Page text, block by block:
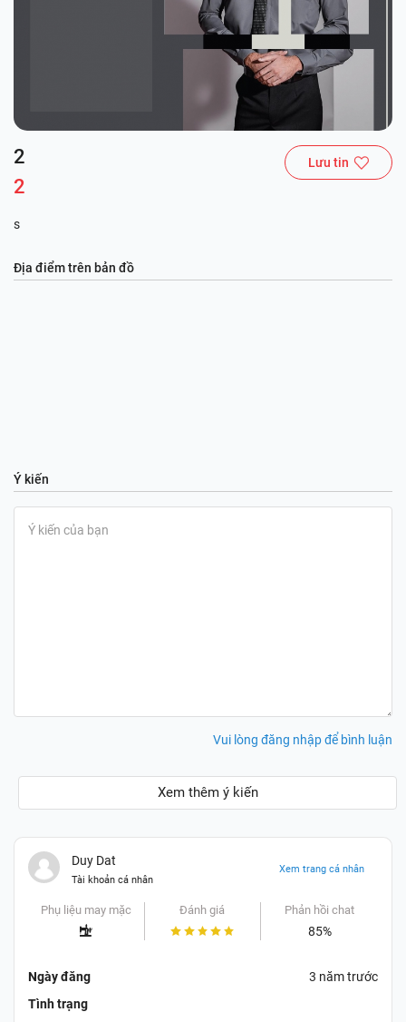
2
2
Lưu tin
s
Địa điểm trên bản đồ
Ý kiến
Vui lòng đăng nhập để bình luận
Xem thêm ý kiến
Duy Dat
Tài khoản cá nhân
Xem trang cá nhân
Phụ liệu may mặc Đánh giá Phản hồi chat
85%
Ngày đăng
3 năm trước
Tình trạng